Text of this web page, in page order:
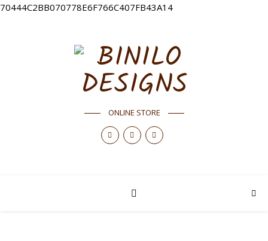
70444C2BB070778E6F766C407FB43A14
ONLINE STORE